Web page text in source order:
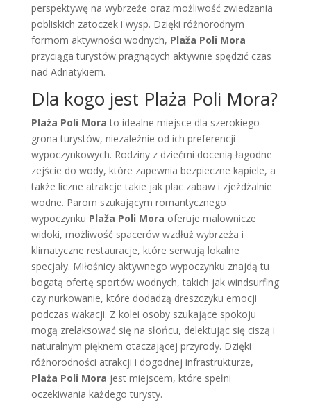
perspektywę na wybrzeże oraz możliwość zwiedzania
pobliskich zatoczek i wysp. Dzięki różnorodnym
formom aktywności wodnych, Plaža Poli Mora
przyciąga turystów pragnących aktywnie spędzić czas
nad Adriatykiem.
Dla kogo jest Plaża Poli Mora?
Plaża Poli Mora to idealne miejsce dla szerokiego
grona turystów, niezależnie od ich preferencji
wypoczynkowych. Rodziny z dziećmi docenią łagodne
zejście do wody, które zapewnia bezpieczne kąpiele, a
także liczne atrakcje takie jak plac zabaw i zjeżdżalnie
wodne. Parom szukającym romantycznego
wypoczynku Plaža Poli Mora oferuje malownicze
widoki, możliwość spacerów wzdłuż wybrzeża i
klimatyczne restauracje, które serwują lokalne
specjały. Miłośnicy aktywnego wypoczynku znajdą tu
bogatą ofertę sportów wodnych, takich jak windsurfing
czy nurkowanie, które dodadzą dreszczyku emocji
podczas wakacji. Z kolei osoby szukające spokoju
mogą zrelaksować się na słońcu, delektując się ciszą i
naturalnym pięknem otaczającej przyrody. Dzięki
różnorodności atrakcji i dogodnej infrastrukturze,
Plaża Poli Mora jest miejscem, które spełni
oczekiwania każdego turysty.